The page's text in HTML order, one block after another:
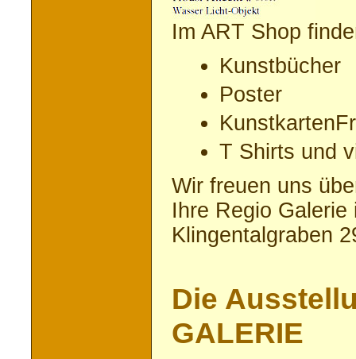
Im ART Shop
Kunstbücher
Poster
T Shirts und
Wir freuen uns
Ihre Regio Galerie
Klingentalgraben
Die
GALERIE